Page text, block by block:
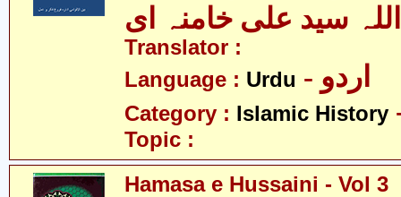
اللہ سید علی خامنہ ای
Translator :
Language : Urdu - اردو
Category : Islamic History
Topic :
Hamasa e Hussaini - Vol 3